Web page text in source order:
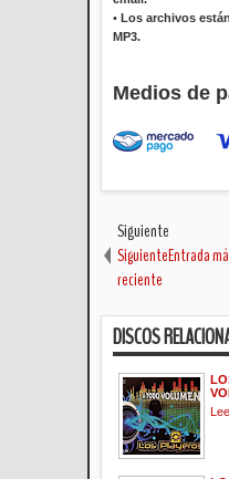
• Los archivos
MP3.
Medios de
Siguiente
SiguienteEntrada
reciente
DISCOS